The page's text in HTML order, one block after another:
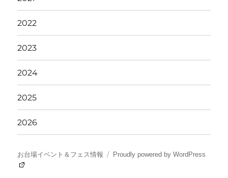
2022
2023
2024
2025
2026
お台場イベント＆フェス情報 Proudly powered by WordPress